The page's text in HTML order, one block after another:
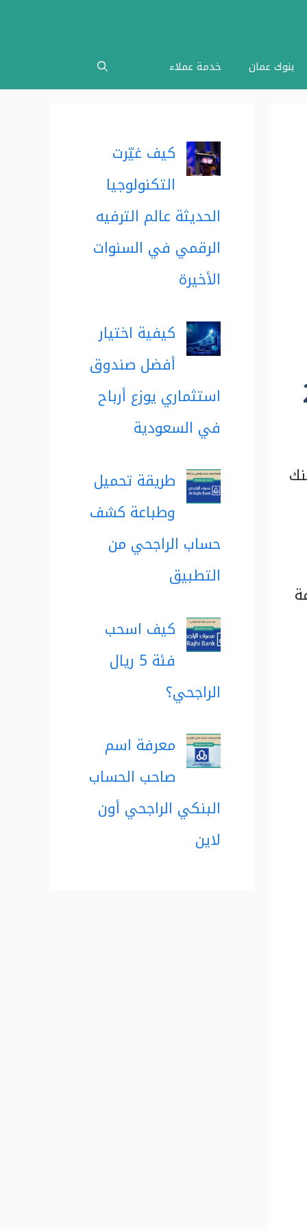
بنوك عمان خدمة عملاء
كيف غيّرت
التكنولوجيا
الحديثة عالم الترفيه
الرقمي في السنوات
الأخيرة
كيفية اختيار
أفضل صندوق
استثماري يوزع أرباح
في السعودية
طريقة تحميل
وطباعة كشف
حساب الراجحي من
التطبيق
كيف اسحب
فئة 5 ريال
الراجحي؟
معرفة اسم
صاحب الحساب
البنكي الراجحي أون
لاين